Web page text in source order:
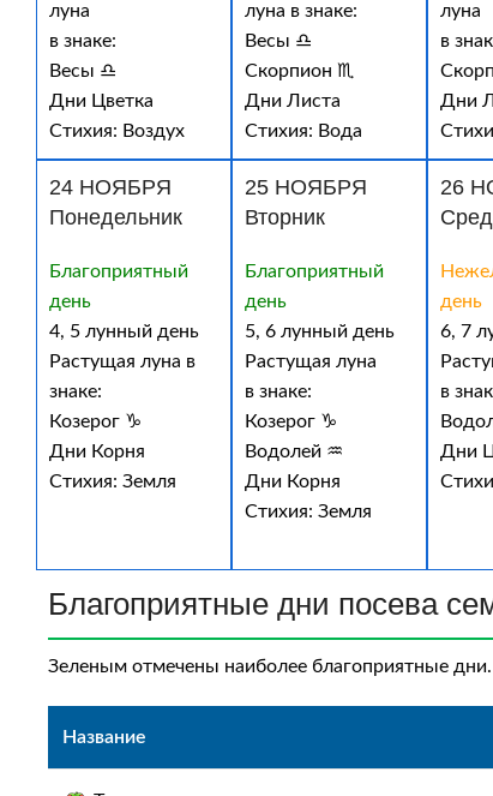
луна
в знаке:
Весы ♎
Дни Цветка
Стихия: Воздух
луна в знаке:
Весы ♎
Скорпион ♏
Дни Листа
Стихия: Вода
луна
в
Дни
24 НОЯБРЯ
Понедельник
Благоприятный
день
4, 5 лунный день
Растущая луна в
знаке:
Козерог ♑
Дни Корня
Стихия: Земля
25 НОЯБРЯ
Вторник
Благоприятный
день
5, 6 лунный день
Растущая луна
в знаке:
Козерог ♑
Водолей ♒
Дни Корня
Стихия: Земля
26
день
6, 7
в
Дни
Благоприятные дни посева
Зеленым отмечены наиболее благоприятные дни.
Название